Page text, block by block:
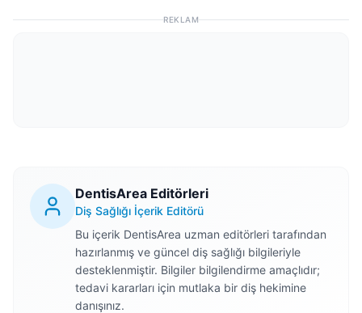
REKLAM
DentisArea Editörleri
Diş Sağlığı İçerik Editörü
Bu içerik DentisArea uzman editörleri tarafından
hazırlanmış ve güncel diş sağlığı bilgileriyle
desteklenmiştir. Bilgiler bilgilendirme amaçlıdır;
tedavi kararları için mutlaka bir diş hekimine
danışınız.